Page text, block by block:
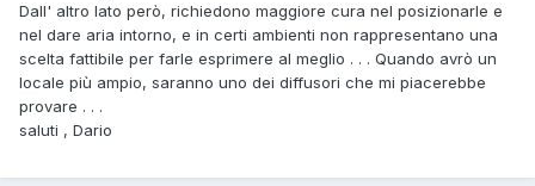
Dall' altro lato però, richiedono maggiore cura nel posizionarle e
nel dare aria intorno, e in certi ambienti non rappresentano una
scelta fattibile per farle esprimere al meglio . . . Quando avrò un
locale più ampio, saranno uno dei diffusori che mi piacerebbe
provare . . .
saluti , Dario